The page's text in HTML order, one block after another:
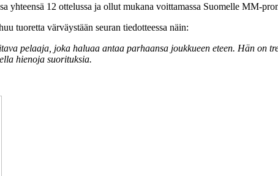
yhteensä 12 ottelussa ja ollut mukana voittamassa Suomelle MM-
tuoretta värväystään seuran tiedotteessa näin:
pelaaja, joka haluaa antaa parhaansa joukkueen eteen. Hän on
hienoja suorituksia.